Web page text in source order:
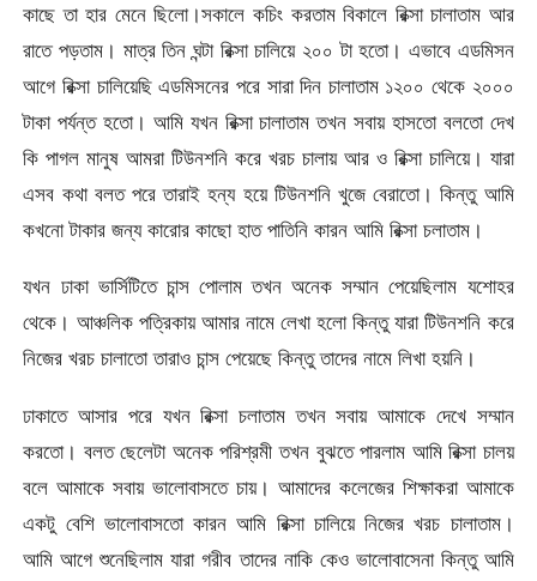
কাছে তা হার মেনে ছিলো।সকালে কচিং করতাম বিকালে রিক্সা চালাতাম আর
রাতে পড়তাম। মাত্র তিন ঘন্টা রিক্সা চালিয়ে ২০০ টা হতো। এভাবে এডমিসন
আগে রিক্সা চালিয়েছি এডমিসনের পরে সারা দিন চালাতাম ১২০০ থেকে ২০০০
টাকা পর্যন্ত হতো। আমি যখন রিক্সা চালাতাম তখন সবায় হাসতো বলতো দেখ
কি পাগল মানুষ আমরা টিউনশনি করে খরচ চালায় আর ও রিক্সা চালিয়ে। যারা
এসব কথা বলত পরে তারাই হন্য হয়ে টিউনশনি খুজে বেরাতো। কিন্তু আমি
কখনো টাকার জন্য কারোর কাছো হাত পাতিনি কারন আমি রিক্সা চলাতাম।
যখন ঢাকা ভার্সিটিতে চান্স পোলাম তখন অনেক সম্মান পেয়েছিলাম যশোহর
থেকে। আঞ্চলিক পত্রিকায় আমার নামে লেখা হলো কিন্তু যারা টিউনশনি করে
নিজের খরচ চালাতো তারাও চান্স পেয়েছে কিন্তু তাদের নামে লিখা হয়নি।
ঢাকাতে আসার পরে যখন রিক্সা চলাতাম তখন সবায় আমাকে দেখে সম্মান
করতো। বলত ছেলেটা অনেক পরিশ্রমী তখন বুঝতে পারলাম আমি রিক্সা চালয়
বলে আমাকে সবায় ভালোবাসতে চায়। আমাদের কলেজের শিক্ষাকরা আমাকে
একটু বেশি ভালোবাসতো কারন আমি রিক্সা চালিয়ে নিজের খরচ চালাতাম।
আমি আগে শুনেছিলাম যারা গরীব তাদের নাকি কেও ভালোবাসেনা কিন্তু আমি